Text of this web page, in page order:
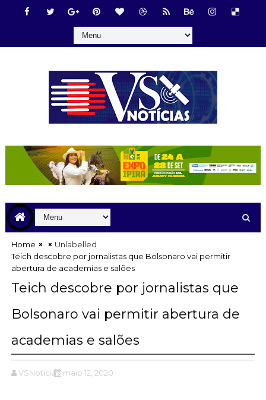
Home
Unlabelled
Teich descobre por jornalistas que Bolsonaro vai permitir
abertura de academias e salões
Teich descobre por jornalistas que
Bolsonaro vai permitir abertura de
academias e salões
VSNotícias maio 12, 2020